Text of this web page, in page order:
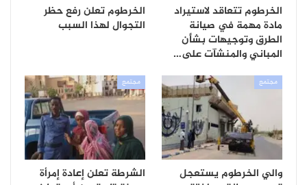
الخرطوم تتعاقد لاستيراد
مادة مهمة في صيانة
الطرق وتوجيهات بشأن
المباني والمنشآت على…
الخرطوم تعلن رفع حظر
التجوال لهذا السبب
مجتمع
والي الخرطوم يستعجل
مجتمع
الشرطة تعلن إعادة إمرأة